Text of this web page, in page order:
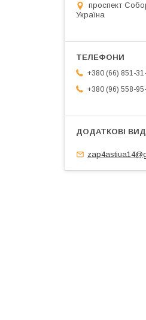
проспект
Україна
+380 (66) 851-
+380 (96) 558-